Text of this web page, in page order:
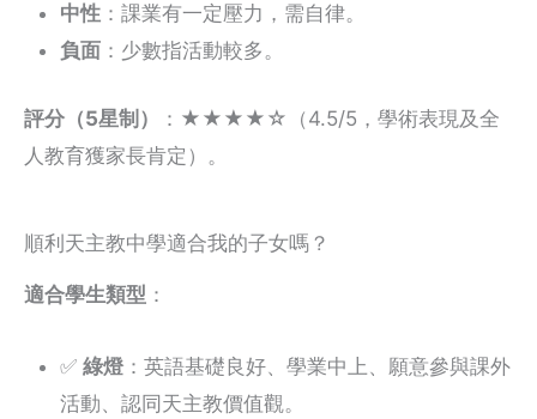
中性 ：課業有一定壓力，需自律。
負面 ：少數指活動較多。
評分（5星制）
：★★★★☆（4.5/5，學術表現及全
人教育獲家長肯定）。
順利天主教中學適合我的子女嗎？
適合學生類型 ：
✅ 綠燈 ：英語基礎良好、學業中上、願意參與課外
活動、認同天主教價值觀。